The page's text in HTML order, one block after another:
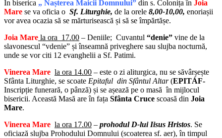
În biserica „ Nașterea Maicii Domnului” din s. Colonița în Joia
Mare se va oficia o Sf. Liturghie, de la orele 8,00-10,00, enoriașii
vor avea ocazia să se mărturisească și să se împărtășe.
Joia Mare la ora 17.00 – Deniile; Cuvantul “denie” vine de la
slavonescul “vdenie” și înseamnă priveghere sau slujba nocturnă,
unde se vor citi 12 evanghelii a Sf. Patimi.
Vinerea Mare la ora 14.00 – este o zi aliturgica, nu se săvârșește
Sfânta Liturghie, se scoate Epitaful din Sfântul Altar(EPITÁF-
Inscripție funerară, o pânză) și se așează pe o masă în mijlocul
bisericii. Această Masă are în fața Sfânta Cruce scoasă din Joia
Mare.
Vinerea Mare la ora 17.00 – prohodul D-lui Iisus Hristos. Se
oficiază slujba Prohodului Domnului (scoaterea sf. aer), în timpul